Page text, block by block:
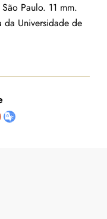
Paulo. 11 mm.
Universidade de